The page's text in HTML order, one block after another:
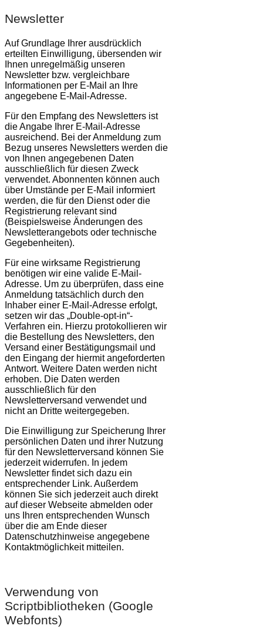
Newsletter
Auf Grundlage Ihrer ausdrücklich
erteilten Einwilligung, übersenden wir
Ihnen unregelmäßig unseren
Newsletter bzw. vergleichbare
Informationen per E-Mail an Ihre
angegebene E-Mail-Adresse.
Für den Empfang des Newsletters ist
die Angabe Ihrer E-Mail-Adresse
ausreichend. Bei der Anmeldung zum
Bezug unseres Newsletters werden die
von Ihnen angegebenen Daten
ausschließlich für diesen Zweck
verwendet. Abonnenten können auch
über Umstände per E-Mail informiert
werden, die für den Dienst oder die
Registrierung relevant sind
(Beispielsweise Änderungen des
Newsletterangebots oder technische
Gegebenheiten).
Für eine wirksame Registrierung
benötigen wir eine valide E-Mail-
Adresse. Um zu überprüfen, dass eine
Anmeldung tatsächlich durch den
Inhaber einer E-Mail-Adresse erfolgt,
setzen wir das „Double-opt-in“-
Verfahren ein. Hierzu protokollieren wir
die Bestellung des Newsletters, den
Versand einer Bestätigungsmail und
den Eingang der hiermit angeforderten
Antwort. Weitere Daten werden nicht
erhoben. Die Daten werden
ausschließlich für den
Newsletterversand verwendet und
nicht an Dritte weitergegeben.
Die Einwilligung zur Speicherung Ihrer
persönlichen Daten und ihrer Nutzung
für den Newsletterversand können Sie
jederzeit widerrufen. In jedem
Newsletter findet sich dazu ein
entsprechender Link. Außerdem
können Sie sich jederzeit auch direkt
auf dieser Webseite abmelden oder
uns Ihren entsprechenden Wunsch
über die am Ende dieser
Datenschutzhinweise angegebene
Kontaktmöglichkeit mitteilen.
Verwendung von
Scriptbibliotheken (Google
Webfonts)